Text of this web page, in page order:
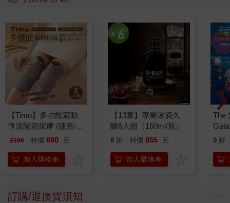
【Timo】多功能震動
恆溫關節按摩 (膝蓋/
肩/手肘通用) 無線充電
膝熱敷【雙入組】
2190 特價 690 元
加入購物車
【13章】專業冰滴久
釀6入組（160ml/瓶）
8 折 特價 855 元
加入購物車
The
9 折
訂購/退換貨須知